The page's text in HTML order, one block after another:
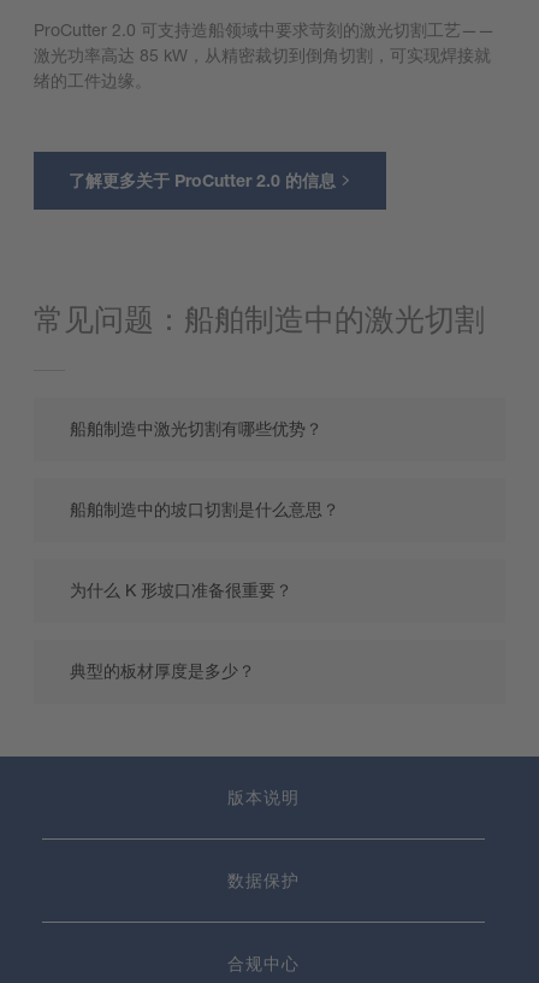
ProCutter 2.0 可支持造船领域中要求苛刻的激光切割工艺——
激光功率高达 85 kW，从精密裁切到倒角切割，可实现焊接就
绪的工件边缘。
了解更多关于 ProCutter 2.0 的信息
常见问题：船舶制造中的激光切割
船舶制造中激光切割有哪些优势？
激光切割能够实现精准裁切、整洁的切
备。
船舶制造中的坡口切割是什么意思？
在倒角加工过程中，会将工件边缘加工
准备。
为什么 K 形坡口准备很重要？
精心准备的K型接缝有助于后续焊接，
典型的板材厚度是多少？
版本说明
数据保护
合规中心